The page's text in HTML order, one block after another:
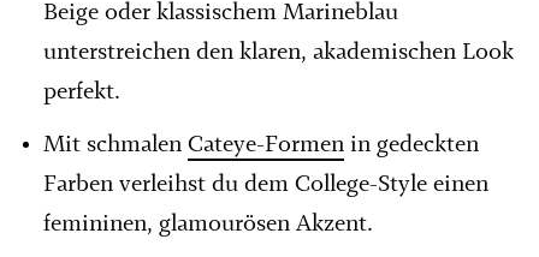
Beige oder klassischem Marineblau
unterstreichen den klaren, akademischen Look
perfekt.
Mit schmalen Cateye-Formen in gedeckten
Farben verleihst du dem College-Style einen
femininen, glamourösen Akzent.